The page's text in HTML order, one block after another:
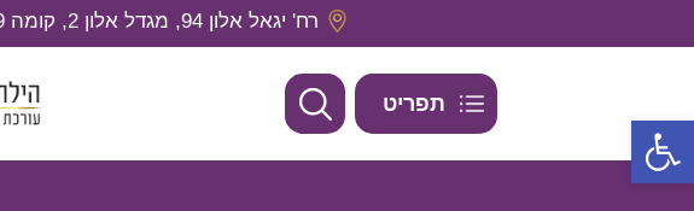
רח' יגאל אלון 94, מגדל אלון 2, קומה 29 תל אביב, מיקוד- 6789139
תפריט
פתח סרגל נגישות